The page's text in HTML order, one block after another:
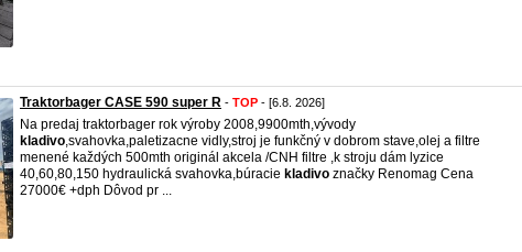
Traktorbager CASE 590 super R - TOP - [6.8. 2026]
Na predaj traktorbager rok výroby 2008,9900mth,vývody
kladivo,svahovka,paletizacne vidly,stroj je funkčný v dobrom stave,olej a filtre
menené každých 500mth originál akcela /CNH filtre ,k stroju dám lyzice
40,60,80,150 hydraulická svahovka,búracie kladivo značky Renomag Cena
27000€ +dph Dôvod pr ...